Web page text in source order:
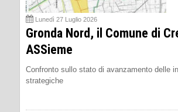
Lunedì 27 Luglio 2026
Gronda Nord, il Comune di
ASSieme
Confronto sullo stato di avanzamento delle
strategiche